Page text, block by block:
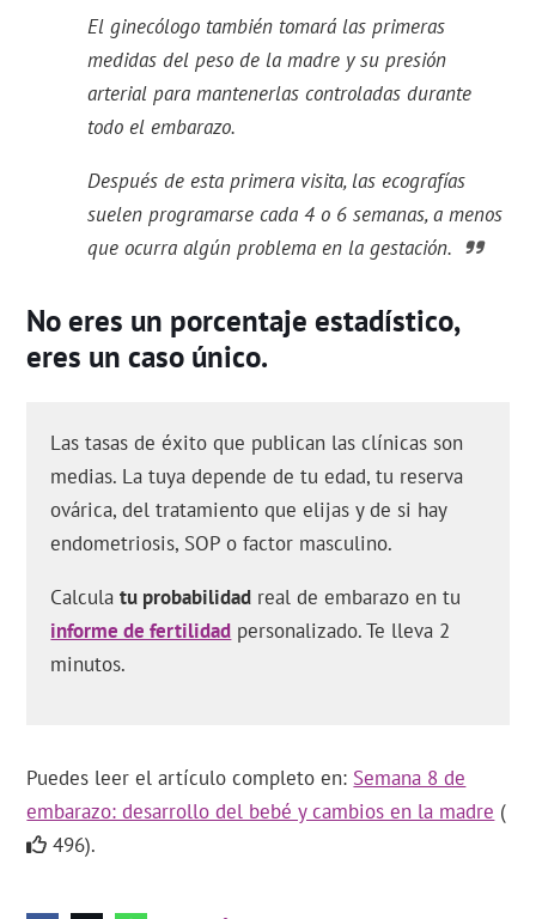
El ginecólogo también tomará las primeras
medidas del peso de la madre y su presión
arterial para mantenerlas controladas durante
todo el embarazo.
Después de esta primera visita, las ecografías
suelen programarse cada 4 o 6 semanas, a menos
que ocurra algún problema en la gestación.
No eres un porcentaje estadístico,
eres un caso único.
Las tasas de éxito que publican las clínicas son
medias. La tuya depende de tu edad, tu reserva
ovárica, del tratamiento que elijas y de si hay
endometriosis, SOP o factor masculino.
Calculatu probabilidad real de embarazo en tu
informe de fertilidad personalizado. Te lleva 2
minutos.
Puedes leer el artículo completo en: Semana 8 de
embarazo: desarrollo del bebé y cambios en la madre (
496).